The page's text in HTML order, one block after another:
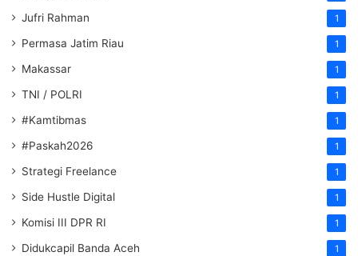
Jufri Rahman 1
Permasa Jatim Riau 1
Makassar 1
TNI / POLRI 1
#Kamtibmas 1
#Paskah2026 1
Strategi Freelance 1
Side Hustle Digital 1
Komisi III DPR RI 1
Didukcapil Banda Aceh 1